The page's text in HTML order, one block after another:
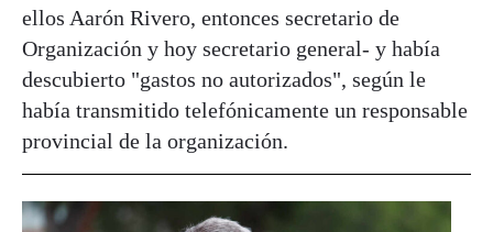
ellos Aarón Rivero, entonces secretario de
Organización y hoy secretario general- y había
descubierto "gastos no autorizados", según le
había transmitido telefónicamente un responsable
provincial de la organización.